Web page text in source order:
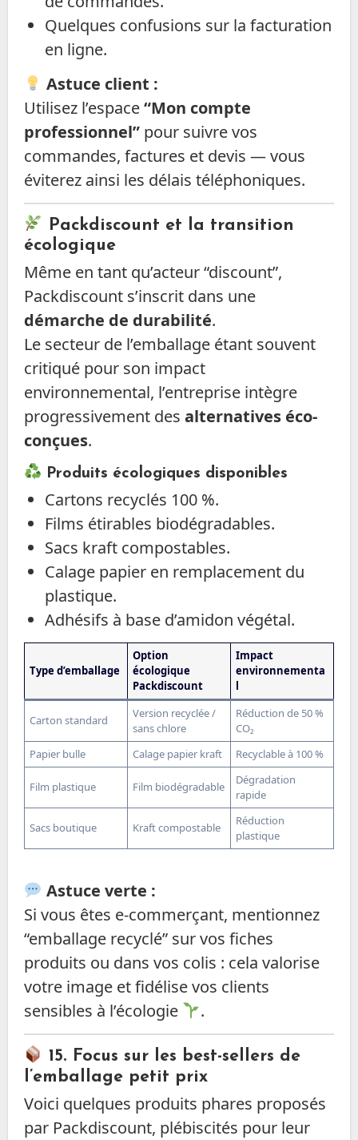
Quelques confusions sur la facturation
en ligne.
Astuce client :
Utilisez l’espace“Mon compte
professionnel”pour suivre vos
commandes, factures et devis — vous
éviterez ainsi les délais téléphoniques.
Packdiscount et la transition
écologique
Même en tant qu’acteur “discount”,
Packdiscount s’inscrit dans une
démarche de durabilité.
Le secteur de l’emballage étant souvent
critiqué pour son impact
environnemental, l’entreprise intègre
progressivement des alternatives éco-
conçues.
Produits écologiques disponibles
Cartons recyclés 100 %.
Films étirables biodégradables.
Sacs kraft compostables.
Calage papier en remplacement du
plastique.
Adhésifs à base d’amidon végétal.
Type d’emballage
Option
écologique
Packdiscount
Impact
environnementa
Carton standard
Version recyclée /
sans chlore
Réduction de 50 %
CO₂
Papier bulle
Calage papier kraft Recyclable à 100 %
Film plastique Film biodégradable
Dégradation
rapide
Sacs boutique Kraft compostable
Réduction
plastique
Astuce verte :
Si vous êtes e-commerçant, mentionnez
“emballage recyclé” sur vos fiches
produits ou dans vos colis : cela valorise
votre image et fidélise vos clients
sensibles à l’écologie
.
15. Focus sur les best-sellers de
l’emballage petit prix
Voici quelques produits phares proposés
par Packdiscount, plébiscités pour leur